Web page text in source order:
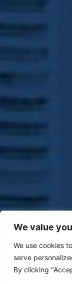
We value
We use cookies
serve
By clicking